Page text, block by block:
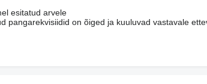
esitatud arvele
pangarekvisiidid on õiged ja kuuluvad vastavale